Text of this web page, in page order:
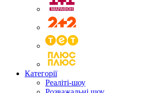
Категорії
Реаліті-шоу